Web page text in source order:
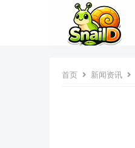
首页 新闻资讯